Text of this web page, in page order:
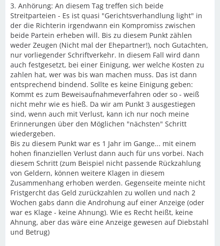
3. Anhörung: An diesem Tag treffen sich beide
Streitparteien - Es ist quasi "Gerichtsverhandlung light" in
der die Richterin irgendwann ein Kompromiss zwischen
beide Partein erheben will. Bis zu diesem Punkt zählen
weder Zeugen (Nicht mal der Ehepartner!), noch Gutachten,
nur vorliegender Schriftverkehr. In diesem Fall wird dann
auch festgesetzt, bei einer Einigung, wer welche Kosten zu
zahlen hat, wer was bis wan machen muss. Das ist dann
entsprechend bindend. Sollte es keine Einigung geben:
Kommt es zum Beweisaufnahmeverfahren oder so - weiß
nicht mehr wie es hieß. Da wir am Punkt 3 ausgestiegen
sind, wenn auch mit Verlust, kann ich nur noch meine
Erinnerungen über den Möglichen "nächsten" Schritt
wiedergeben.
Bis zu diesem Punkt war es 1 Jahr im Gange... mit einem
hohen finanziellen Verlust dann auch für uns vorbei. Nach
diesem Schritt (zum Beispiel nicht passende Rückzahlung
von Geldern, können weitere Klagen in diesem
Zusammenhang erhoben werden. Gegenseite meinte nicht
Fristgercht das Geld zurückzahlen zu wollen und nach 2
Wochen gabs dann die Androhung auf einer Anzeige (oder
war es Klage - keine Ahnung). Wie es Recht heißt, keine
Ahnung, aber das wäre eine Anzeige gewesen auf Diebstahl
und Betrug)